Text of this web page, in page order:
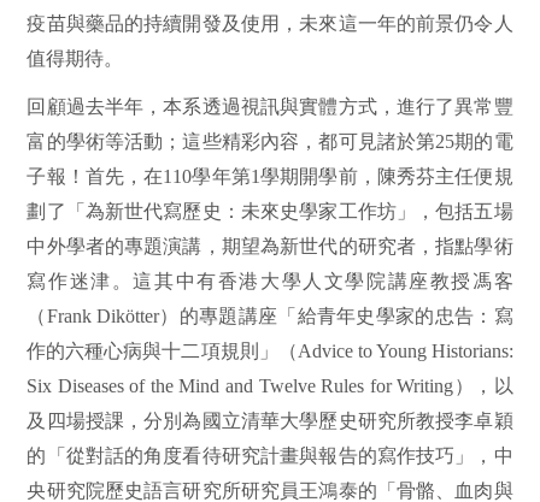
疫苗與藥品的持續開發及使用，未來這一年的前景仍令人
值得期待。
回顧過去半年，本系透過視訊與實體方式，進行了異常豐
富的學術等活動；這些精彩內容，都可見諸於第25期的電
子報！首先，在110學年第1學期開學前，陳秀芬主任便規
劃了「為新世代寫歷史：未來史學家工作坊」，包括五場
中外學者的專題演講，期望為新世代的研究者，指點學術
寫作迷津。這其中有香港大學人文學院講座教授馮客
（Frank Dikötter）的專題講座「給青年史學家的忠告：寫
作的六種心病與十二項規則」（Advice to Young Historians:
Six Diseases of the Mind and Twelve Rules for Writing），以
及四場授課，分別為國立清華大學歷史研究所教授李卓穎
的「從對話的角度看待研究計畫與報告的寫作技巧 」，中
央研究院歷史語言研究所研究員王鴻泰的「骨骼、血肉與